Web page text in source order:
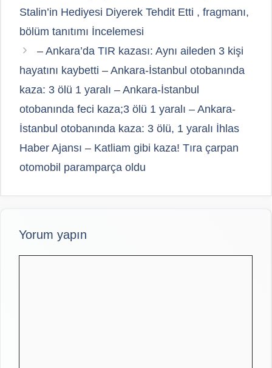
Stalin’in Hediyesi Diyerek Tehdit Etti , fragmanı,
bölüm tanıtımı İncelemesi
– Ankara’da TIR kazası: Aynı aileden 3 kişi
hayatını kaybetti – Ankara-İstanbul otobanında
kaza: 3 ölü 1 yaralı – Ankara-İstanbul
otobanında feci kaza;3 ölü 1 yaralı – Ankara-
İstanbul otobanında kaza: 3 ölü, 1 yaralı İhlas
Haber Ajansı – Katliam gibi kaza! Tıra çarpan
otomobil paramparça oldu
Yorum yapın